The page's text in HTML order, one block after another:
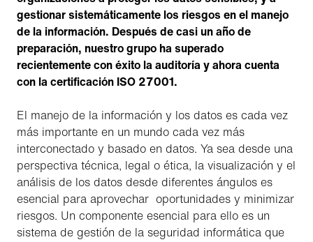
gestionar sistemáticamente los riesgos en el manejo
de la información. Después de casi un año de
preparación, nuestro grupo ha superado
recientemente con éxito la auditoría y ahora cuenta
con la certificación ISO 27001.
El manejo de la información y los datos es cada vez
más importante en un mundo cada vez más
interconectado y basado en datos. Ya sea desde una
perspectiva técnica, legal o ética, la visualización y el
análisis de los datos desde diferentes ángulos es
esencial para aprovechar oportunidades y minimizar
riesgos. Un componente esencial para ello es un
sistema de gestión de la seguridad informática que